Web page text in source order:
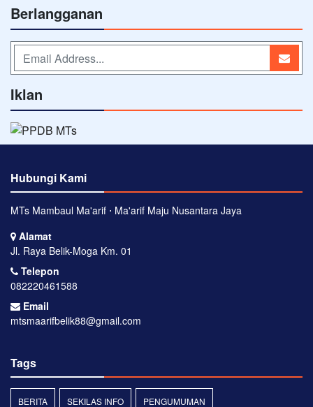
Berlangganan
Iklan
Hubungi Kami
MTs Mambaul Ma'arif ⋅ Ma'arif Maju Nusantara Jaya
Alamat
Jl. Raya Belik-Moga Km. 01
Telepon
082220461588
Email
mtsmaarifbelik88@gmail.com
Tags
BERITA SEKILAS INFO PENGUMUMAN